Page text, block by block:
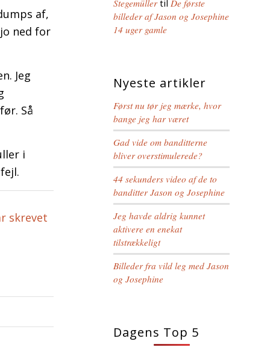
af,
ned for
Jeg
Så
i
skrevet
Stegemüllertil De første
billeder af Jason og Josephine
14 uger gamle
Nyeste artikler
Først nu tør jeg mærke, hvor
bange jeg har været
Gad vide om banditterne
bliver overstimulerede?
44 sekunders video af de to
banditter Jason og Josephine
Jeg havde aldrig kunnet
aktivere en enekat
tilstrækkeligt
Billeder fra vild leg med Jason
og Josephine
Dagens Top 5